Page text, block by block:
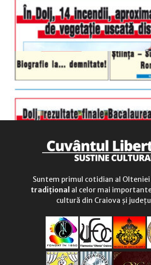
duminică
Suntem primul cotidian al Olteniei
tradițional al celor mai
cultură din Craiova și